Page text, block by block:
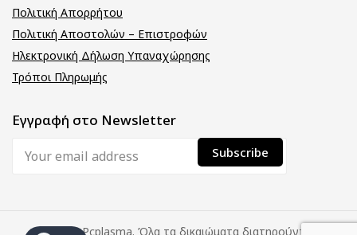
Πολιτική Απορρήτου
Πολιτική Αποστολών – Επιστροφών
Ηλεκτρονική Δήλωση Υπαναχώρησης
Τρόποι Πληρωμής
Εγγραφή στο Newsletter
© 2026 Pcplasma. Όλα τα δικαιώματα διατηρούνται.